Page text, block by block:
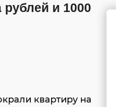
и 1000
квартиру на